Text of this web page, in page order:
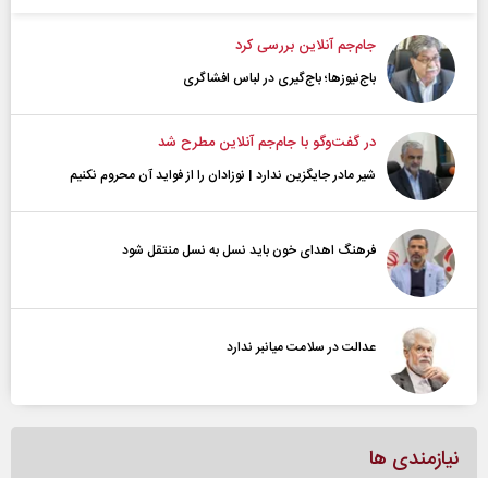
جام‌جم آنلاین بررسی کرد
باج‌نیوزها؛ باج‌گیری در لباس افشاگری
در گفت‌و‌گو با جام‌جم آنلاین مطرح شد
شیر مادر جایگزین ندارد | نوزادان را از فواید آن محروم نکنیم
فرهنگ اهدای خون باید نسل به نسل منتقل شود
عدالت در سلامت میانبر ندارد
نیازمندی ها